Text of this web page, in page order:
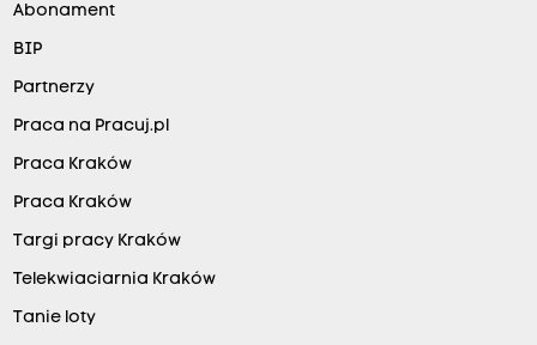
Abonament
BIP
Partnerzy
Praca na Pracuj.pl
Praca Kraków
Praca Kraków
Targi pracy Kraków
Telekwiaciarnia Kraków
Tanie loty